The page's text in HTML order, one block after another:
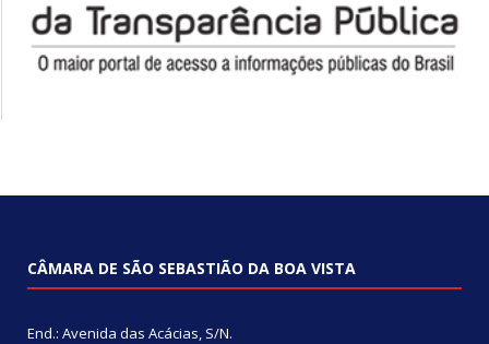
CÂMARA DE SÃO SEBASTIÃO DA BOA VISTA
End.: Avenida das Acácias, S/N.